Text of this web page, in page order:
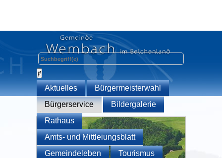
Aktuelles
Bürgermeisterwahl
Bürgerservice
Bildergalerie
Rathaus
Amts- und Mittleiungsblatt
Gemeindeleben
Tourismus